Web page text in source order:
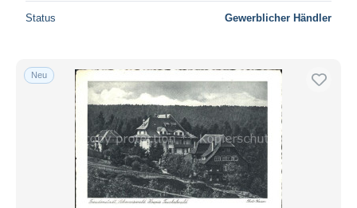
Status Gewerblicher Händler
Neu